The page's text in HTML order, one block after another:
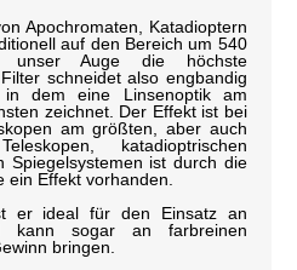
Apochromaten, Katadioptern
auf den Bereich um 540
Auge die höchste
schneidet also engbandig
in dem eine Linsenoptik am
zeichnet. Der Effekt ist bei
am größten, aber auch
katadioptrischen
Spiegelsystemen ist durch die
ein Effekt vorhanden.
er ideal für den Einsatz an
kann sogar an farbreinen
bringen.